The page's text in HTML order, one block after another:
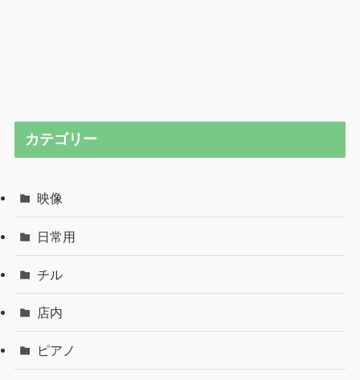
カテゴリー
映像
日常用
チル
店内
ピアノ